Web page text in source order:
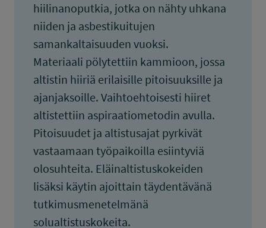
hiilinanoputkia, jotka on nähty uhkana
niiden ja asbestikuitujen
samankaltaisuuden vuoksi.
Materiaali pölytettiin kammioon, jossa
altistin hiiriä erilaisille pitoisuuksille ja
ajanjaksoille. Vaihtoehtoisesti hiiret
altistettiin aspiraatiometodin avulla.
Pitoisuudet ja altistusajat pyrkivät
vastaamaan työpaikoilla esiintyviä
olosuhteita. Eläinaltistuskokeiden
lisäksi käytin ajoittain täydentävänä
tutkimusmenetelmänä
solualtistuskokeita.